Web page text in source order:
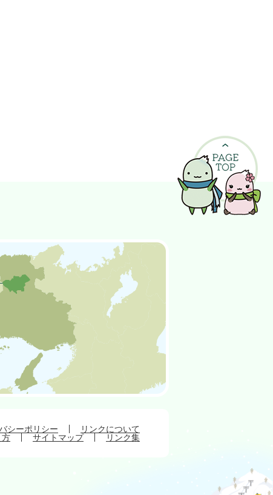
シーポリシー
リンクについて
方 サイトマップ リンク集